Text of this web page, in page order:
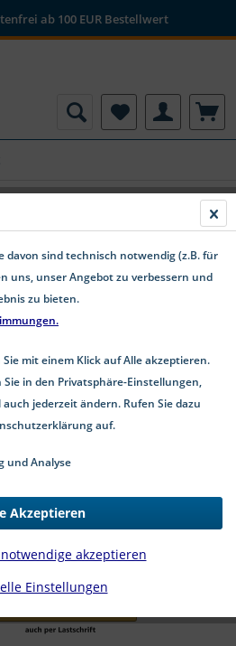
ab 100 EUR Bestellwert
für 25-38 mm
davon sind technisch notwendig (z.B. für
uns, unser Angebot zu verbessern und
zu bieten.
mit einem Klick auf Alle akzeptieren.
in den Privatsphäre-Einstellungen,
jederzeit ändern. Rufen Sie dazu
auf.
und Analyse
Einstellungen
akzeptieren
Akzeptieren